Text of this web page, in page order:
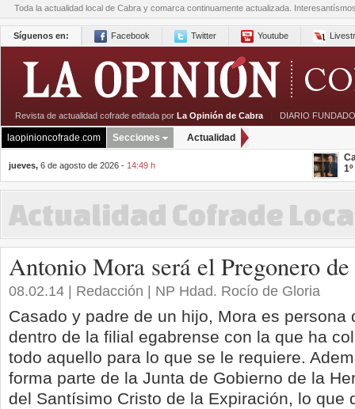
Toda la actualidad local de Cabra y comarca continuamente actualizada.
Síguenos en: Facebook Twitter Youtube
Revista de actualidad cofrade editada por La Opinión de Cabra | DIARIO
laopinioncofrade.com Secciones Actualidad
jueves, 6 de agosto de 2026 - 14:49 h
Actualidad Cofrade
Antonio Mora será el Pregonero de
08.02.14 | Redacción | NP Hdad. Rocío de Gloria
Casado y padre de un hijo, Mora es persona
dentro de la filial egabrense con la que ha
todo aquello para lo que se le requiere.
forma parte de la Junta de Gobierno de la
del Santísimo Cristo de la Expiración, lo que